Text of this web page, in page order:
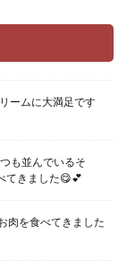
ームに大満足です
も並んでいるそ
てきました😋💕
肉を食べてきました